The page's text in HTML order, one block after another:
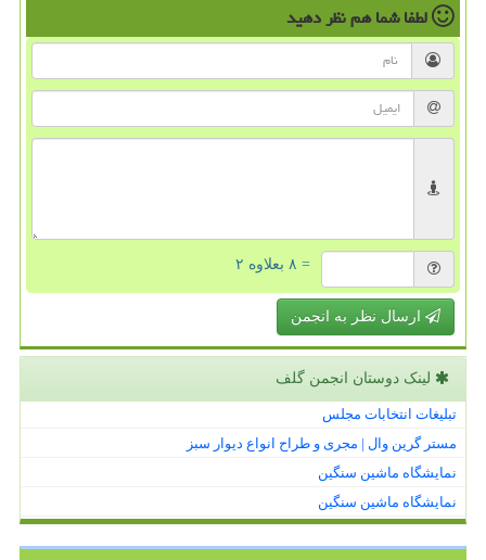
لطفا شما همنظر دهید
= ۸ بعلاوه ۲
ارسال نظر به انجمن
لینک دوستان انجمن گلف
تبلیغات انتخابات مجلس
مستر گرین وال | مجری و طراح انواع دیوار سبز
نمایشگاه ماشین سنگین
نمایشگاه ماشین سنگین